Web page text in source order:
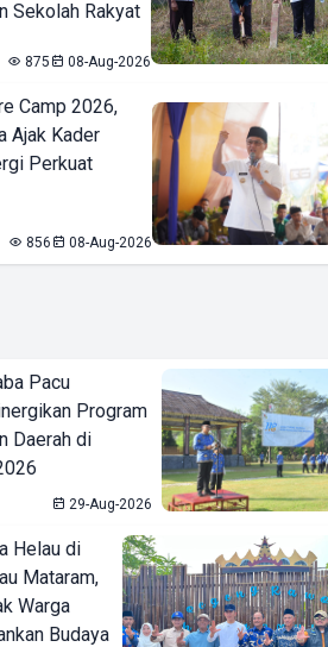
Sekolah Rakyat
875 08-Aug-2026
Camp 2026,
Ajak Kader
Perkuat
856 08-Aug-2026
Pacu
Program
Daerah di
29-Aug-2026
Helau di
Mataram,
Warga
Budaya